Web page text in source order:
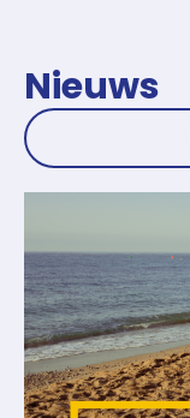
Nieuws